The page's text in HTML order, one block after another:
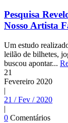
Pesquisa
Nosso Artista
Um estudo
leilão de bilhetes,
buscou apontar...
21
Fevereiro 2020
|
21 / Fev / 2020
|
0 Comentários